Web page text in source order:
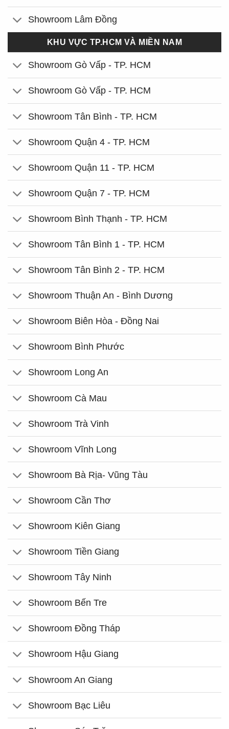
Showroom Lâm Đồng
KHU VỰC TP.HCM VÀ MIỀN NAM
Showroom Gò Vấp - TP. HCM
Showroom Gò Vấp - TP. HCM
Showroom Tân Bình - TP. HCM
Showroom Quận 4 - TP. HCM
Showroom Quận 11 - TP. HCM
Showroom Quận 7 - TP. HCM
Showroom Bình Thạnh - TP. HCM
Showroom Tân Bình 1 - TP. HCM
Showroom Tân Bình 2 - TP. HCM
Showroom Thuận An - Bình Dương
Showroom Biên Hòa - Đồng Nai
Showroom Bình Phước
Showroom Long An
Showroom Cà Mau
Showroom Trà Vinh
Showroom Vĩnh Long
Showroom Bà Rịa- Vũng Tàu
Showroom Cần Thơ
Showroom Kiên Giang
Showroom Tiền Giang
Showroom Tây Ninh
Showroom Bến Tre
Showroom Đồng Tháp
Showroom Hậu Giang
Showroom An Giang
Showroom Bạc Liêu